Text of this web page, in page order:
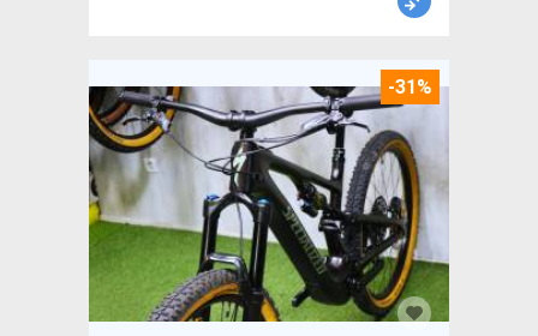
-31%